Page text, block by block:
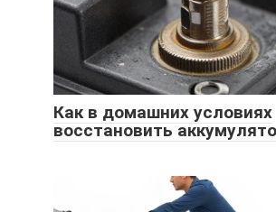
Как в домашних условиях
восстановить